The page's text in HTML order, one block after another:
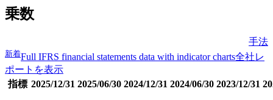
乗数
手法
新着Full IFRS financial statements data with indicator charts全社レ
ポートを表示
指標 2025/12/31 2025/06/30 2024/12/31 2024/06/30 2023/12/31